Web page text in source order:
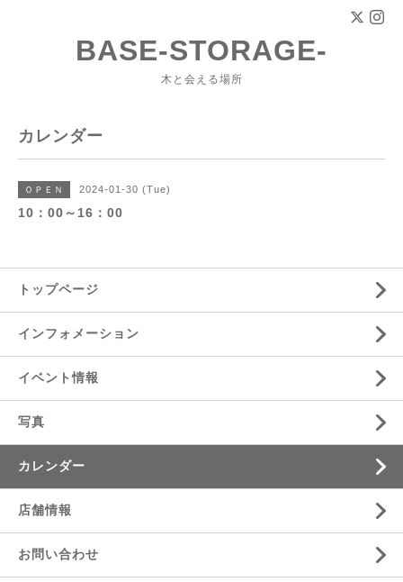
BASE-STORAGE-
木と会える場所
カレンダー
ＯＰＥＮ 2024-01-30 (Tue)
10：00～16：00
トップページ
インフォメーション
イベント情報
写真
カレンダー
店舗情報
お問い合わせ